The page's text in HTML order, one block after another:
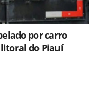
por carro
do Piauí